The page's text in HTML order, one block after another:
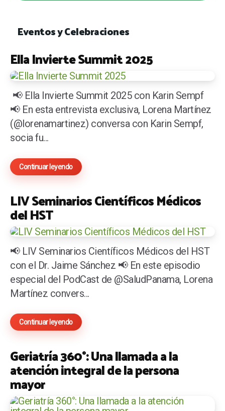
Eventos y Celebraciones
Ella Invierte Summit 2025
📢 Ella Invierte Summit 2025 con Karin Sempf
📢 En esta entrevista exclusiva, Lorena Martínez
(@lorenamartinez) conversa con Karin Sempf,
socia fu...
Continuar leyendo
LIV Seminarios Científicos Médicos
del HST
📢 LIV Seminarios Científicos Médicos del HST
con el Dr. Jaime Sánchez 📢 En este episodio
especial del PodCast de @SaludPanama, Lorena
Martínez convers...
Continuar leyendo
Geriatría 360°: Una llamada a la
atención integral de la persona
mayor